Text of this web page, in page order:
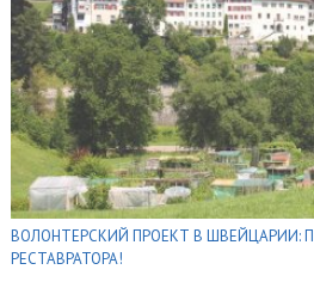
ВОЛОНТЕРСКИЙ ПРОЕКТ В ШВЕЙЦАРИИ:
РЕСТАВРАТОРА!